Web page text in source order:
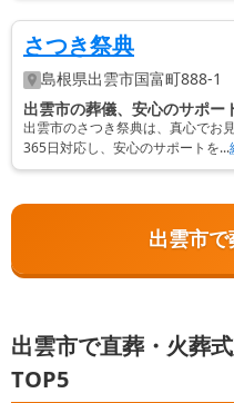
さつき祭典
島根県出雲市国富町888-1
出雲市の葬儀、安心のサポー
出雲市のさつき祭典は、真心でお
365日対応し、安心のサポートを...
出雲市
出雲市で直葬・火葬
TOP5